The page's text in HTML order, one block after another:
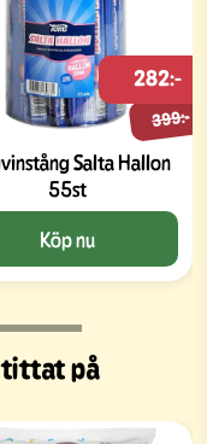
Salta Hallon
55st
399:-
282:-
Köp nu
tittat på